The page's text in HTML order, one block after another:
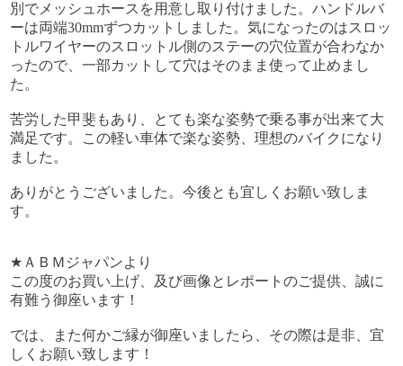
別でメッシュホースを用意し取り付けました。ハンドルバ
ーは両端30mmずつカットしました。気になったのはスロッ
トルワイヤーのスロットル側のステーの穴位置が合わなか
ったので、一部カットして穴はそのまま使って止めまし
た。
苦労した甲斐もあり、とても楽な姿勢で乗る事が出来て大
満足です。この軽い車体で楽な姿勢、理想のバイクになり
ました。
ありがとうございました。今後とも宜しくお願い致しま
す。
★ＡＢＭジャパンより
この度のお買い上げ、及び画像とレポートのご提供、誠に
有難う御座います！
では、また何かご縁が御座いましたら、その際は是非、宜
しくお願い致します！